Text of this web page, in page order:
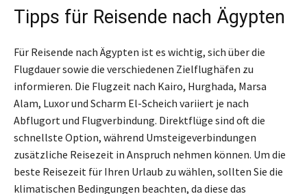
Tipps für Reisende nach Ägypten
Für Reisende nach Ägypten ist es wichtig, sich über die
Flugdauer sowie die verschiedenen Zielflughäfen zu
informieren. Die Flugzeit nach Kairo, Hurghada, Marsa
Alam, Luxor und Scharm El-Scheich variiert je nach
Abflugort und Flugverbindung. Direktflüge sind oft die
schnellste Option, während Umsteigeverbindungen
zusätzliche Reisezeit in Anspruch nehmen können. Um die
beste Reisezeit für Ihren Urlaub zu wählen, sollten Sie die
klimatischen Bedingungen beachten, da diese das